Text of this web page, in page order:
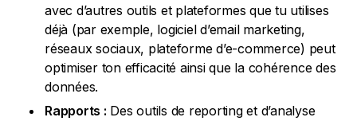
avec d’autres outils et plateformes que tu utilises
déjà (par exemple, logiciel d’email marketing,
réseaux sociaux, plateforme d’e-commerce) peut
optimiser ton efficacité ainsi que la cohérence des
données.
Rapports : Des outils de reporting et d’analyse